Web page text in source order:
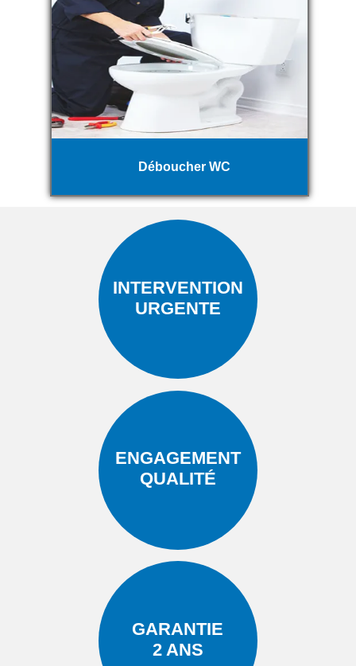
Déboucher WC
INTERVENTION
URGENTE
ENGAGEMENT
QUALITÉ
GARANTIE
2 ANS